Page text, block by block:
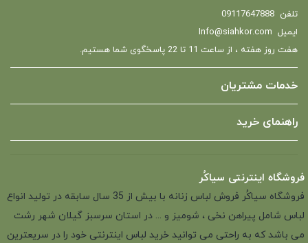
تلفن 09117647888
ایمیل Info@siahkor.com
هفت روز هفته ، از ساعت 11 تا 22 پاسخگوی شما هستیم.
خدمات مشتریان
راهنمای خرید
فروشگاه اینترنتی سیاکُر
فروشگاه سیاکُر فروش لباس زنانه با بیش از 35 سال سابقه در تولید انواع
لباس شامل پیراهن نخی ، شومیز و ... در استان سرسبز گیلان شهر رشت
می باشد که به راحتی می توانید خرید لباس اینترنتی خود را در سریعترین